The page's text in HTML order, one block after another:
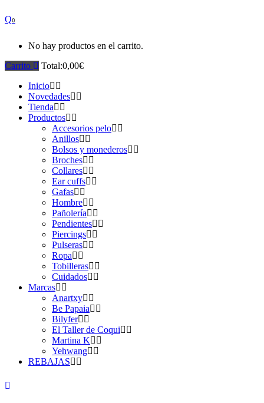
0
No hay productos en el carrito.
Carrito
Total:0,00€
Inicio
Novedades
Tienda
Productos
Accesorios pelo
Anillos
Bolsos y monederos
Broches
Collares
Ear cuffs
Gafas
Hombre
Pañolería
Pendientes
Piercings
Pulseras
Ropa
Tobilleras
Cuidados
Marcas
Anartxy
Be Papaia
Bilyfer
El Taller de Coqui
Martina K
Yehwang
REBAJAS